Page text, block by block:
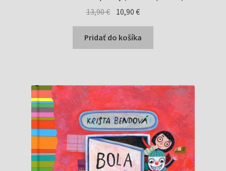
13,90€ Pôvodná
cena
bola:
13,90 €.
10,90€Aktuálna
cena
je:
10,90 €.
Pridať do košíka